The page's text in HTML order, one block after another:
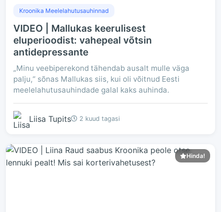
Kroonika Meelelahutusauhinnad
VIDEO | Mallukas keerulisest
eluperioodist: vahepeal võtsin
antidepressante
„Minu veebiperekond tähendab ausalt mulle väga
palju,“ sõnas Mallukas siis, kui oli võitnud Eesti
meelelahutusauhindade galal kaks auhinda.
Liisa Tupits 2 kuud tagasi
Hinda!